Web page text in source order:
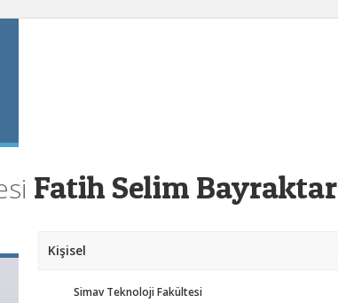
Fatih Selim Bayraktar
Kişisel
Simav Teknoloji Fakültesi